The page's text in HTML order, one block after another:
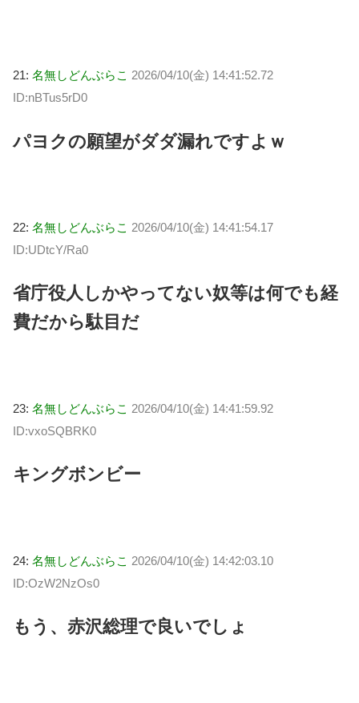
21: 名無しどんぶらこ 2026/04/10(金) 14:41:52.72
ID:nBTus5rD0
パヨクの願望がダダ漏れですよｗ
22: 名無しどんぶらこ 2026/04/10(金) 14:41:54.17
ID:UDtcY/Ra0
省庁役人しかやってない奴等は何でも経
費だから駄目だ
23: 名無しどんぶらこ 2026/04/10(金) 14:41:59.92
ID:vxoSQBRK0
キングボンビー
24: 名無しどんぶらこ 2026/04/10(金) 14:42:03.10
ID:OzW2NzOs0
もう、赤沢総理で良いでしょ